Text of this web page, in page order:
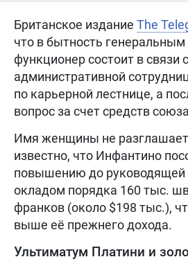
Британское издание The
что в бытность
функционер состоит в связи с
административной
по карьерной лестнице, а
вопрос за счет средств
Имя женщины не
известно, что Инфантино
повышению до руководящей
окладом порядка 160 тыс.
франков (около $198 тыс.),
выше её прежнего дохода.
Ультиматум Платини и